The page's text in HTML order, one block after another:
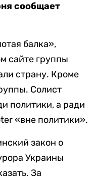
сообщает
балка»,
сайте группы
страну. Кроме
Солист
политики, а ради
«вне политики».
закон о
Украины
За